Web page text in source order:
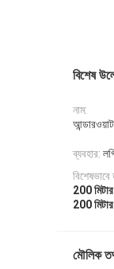
বিশেষ
নাম:
ব্যবহার:
বিশেষভাবে
200
200
মৌলিক